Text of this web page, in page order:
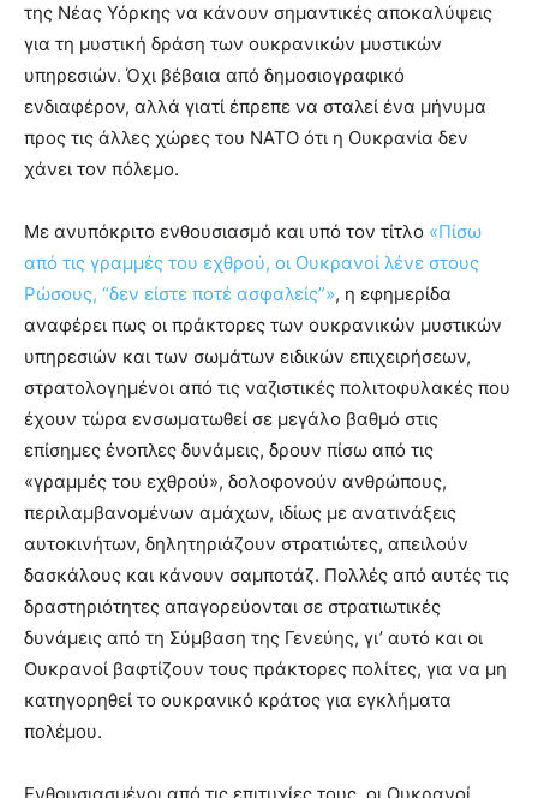
της Νέας Υόρκης να κάνουν σημαντικές αποκαλύψεις
για τη μυστική δράση των ουκρανικών μυστικών
υπηρεσιών. Όχι βέβαια από δημοσιογραφικό
ενδιαφέρον, αλλά γιατί έπρεπε να σταλεί ένα μήνυμα
προς τις άλλες χώρες του ΝΑΤΟ ότι η Ουκρανία δεν
χάνει τον πόλεμο.
Με ανυπόκριτο ενθουσιασμό και υπό τον τίτλο «Πίσω
από τις γραμμές του εχθρού, οι Ουκρανοί λένε στους
Ρώσους, “δεν είστε ποτέ ασφαλείς”», η εφημερίδα
αναφέρει πως οι πράκτορες των ουκρανικών μυστικών
υπηρεσιών και των σωμάτων ειδικών επιχειρήσεων,
στρατολογημένοι από τις ναζιστικές πολιτοφυλακές που
έχουν τώρα ενσωματωθεί σε μεγάλο βαθμό στις
επίσημες ένοπλες δυνάμεις, δρουν πίσω από τις
«γραμμές του εχθρού», δολοφονούν ανθρώπους,
περιλαμβανομένων αμάχων, ιδίως με ανατινάξεις
αυτοκινήτων, δηλητηριάζουν στρατιώτες, απειλούν
δασκάλους και κάνουν σαμποτάζ. Πολλές από αυτές τις
δραστηριότητες απαγορεύονται σε στρατιωτικές
δυνάμεις από τη Σύμβαση της Γενεύης, γι’ αυτό και οι
Ουκρανοί βαφτίζουν τους πράκτορες πολίτες, για να μη
κατηγορηθεί το ουκρανικό κράτος για εγκλήματα
πολέμου.